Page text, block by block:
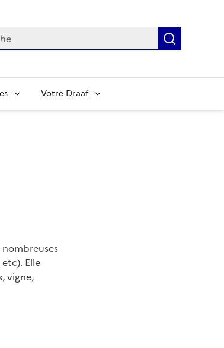
Votre Draaf
Elle
vigne,